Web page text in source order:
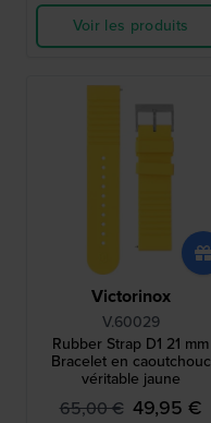
Voir les produits
Victorinox
V.60029
Rubber Strap D1 21 mm
Bracelet en caoutchouc
véritable jaune
65,00 € 49,95 €